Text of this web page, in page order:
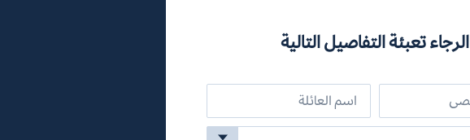
الرجاء تعبئة التفاصيل التالية